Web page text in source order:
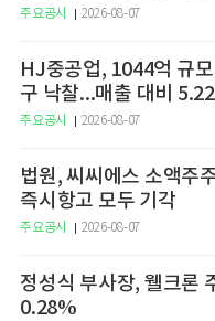
주요공시 2026-08-07
HJ중공업, 1044억 규
구 낙찰...매출 대비
주요공시 2026-08-07
법원, 씨씨에스 소액주
즉시항고 모두 기각
주요공시 2026-08-07
정성식 부사장, 웰크론 주식
0.28%